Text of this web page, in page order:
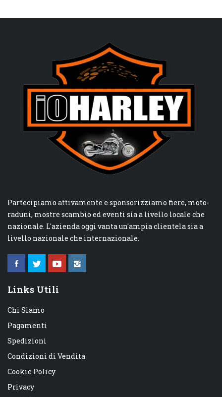
Partecipiamo attivamente e sponsorizziamo fiere, moto-
raduni, mostre scambio ed eventi sia a livello locale che
nazionale. L'azienda oggi vanta un'ampia clientela sia a
livello nazionale che internazionale.
Links Utili
Chi Siamo
Pagamenti
Spedizioni
Condizioni di Vendita
Cookie Policy
Privacy